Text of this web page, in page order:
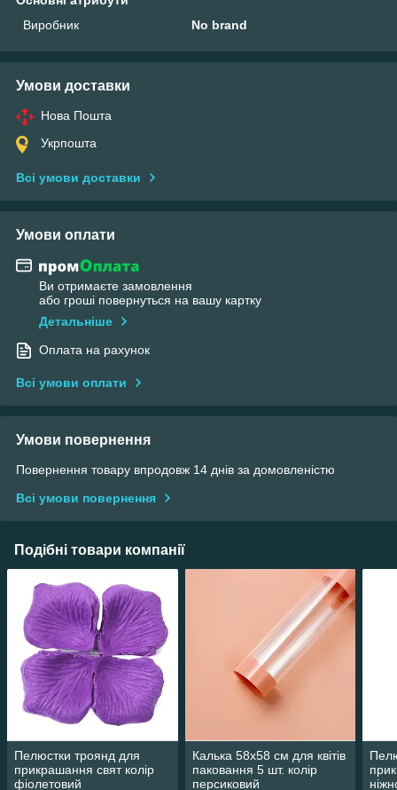
Виробник
No brand
Умови доставки
Нова Пошта
Укрпошта
Всі умови доставки
Умови оплати
Ви отримаєте замовлення
або гроші повернуться на вашу картку
Детальніше
Оплата на рахунок
Всі умови оплати
Умови повернення
Повернення товару впродовж 14 днів за домовленістю
Всі умови повернення
Подібні товари компанії
Пелюстки троянд для
прикрашання свят колір
фіолетовий
Калька 58х58 см для квітів
паковання 5 шт. колір
персиковий